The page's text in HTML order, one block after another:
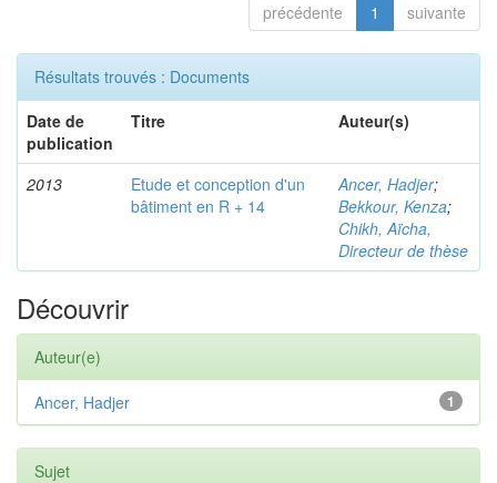
précédente 1 suivante
Résultats trouvés : Documents
Date de
publication
Titre Auteur(s)
2013
Etude et conception d'un
bâtiment en R + 14
Ancer, Hadjer;
Bekkour, Kenza;
Chikh, Aïcha,
Directeur de thèse
Découvrir
Auteur(e)
1
Ancer, Hadjer
Sujet